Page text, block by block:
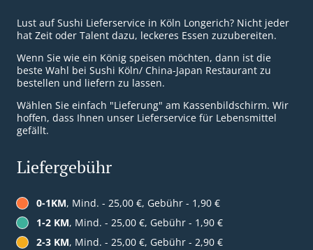
Lust auf Sushi Lieferservice in Köln Longerich? Nicht jeder
hat Zeit oder Talent dazu, leckeres Essen zuzubereiten.
Wenn Sie wie ein König speisen möchten, dann ist die
beste Wahl bei Sushi Köln/ China-Japan Restaurant zu
bestellen und liefern zu lassen.
Wählen Sie einfach "Lieferung" am Kassenbildschirm. Wir
hoffen, dass Ihnen unser Lieferservice für Lebensmittel
gefällt.
Liefergebühr
0-1KM, Mind. - 25,00 €, Gebühr - 1,90 €
1-2 KM, Mind. - 25,00 €, Gebühr - 1,90 €
2-3 KM, Mind. - 25,00 €, Gebühr - 2,90 €